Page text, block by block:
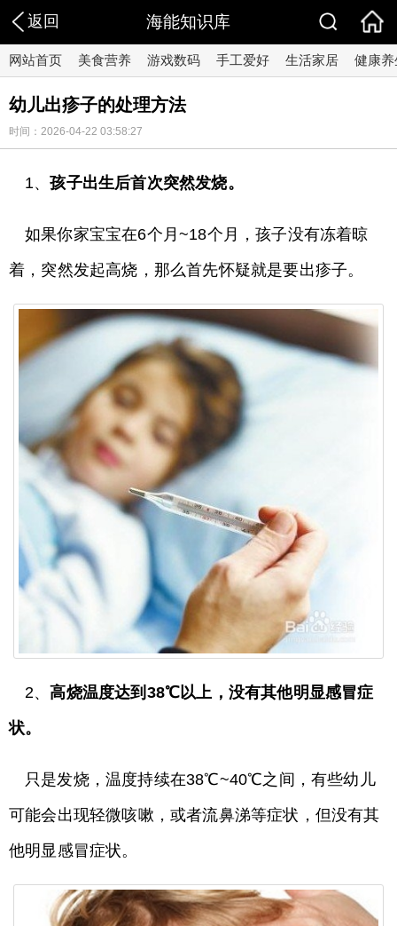
返回 海能知识库
网站首页 美食营养 游戏数码 手工爱好 生活家居 健康养
幼儿出疹子的处理方法
时间：2026-04-22 03:58:27
1、孩子出生后首次突然发烧。
如果你家宝宝在6个月~18个月，孩子没有冻着晾
着，突然发起高烧，那么首先怀疑就是要出疹子。
2、高烧温度达到38℃以上，没有其他明显感冒症
状。
只是发烧，温度持续在38℃~40℃之间，有些幼儿
可能会出现轻微咳嗽，或者流鼻涕等症状，但没有其
他明显感冒症状。